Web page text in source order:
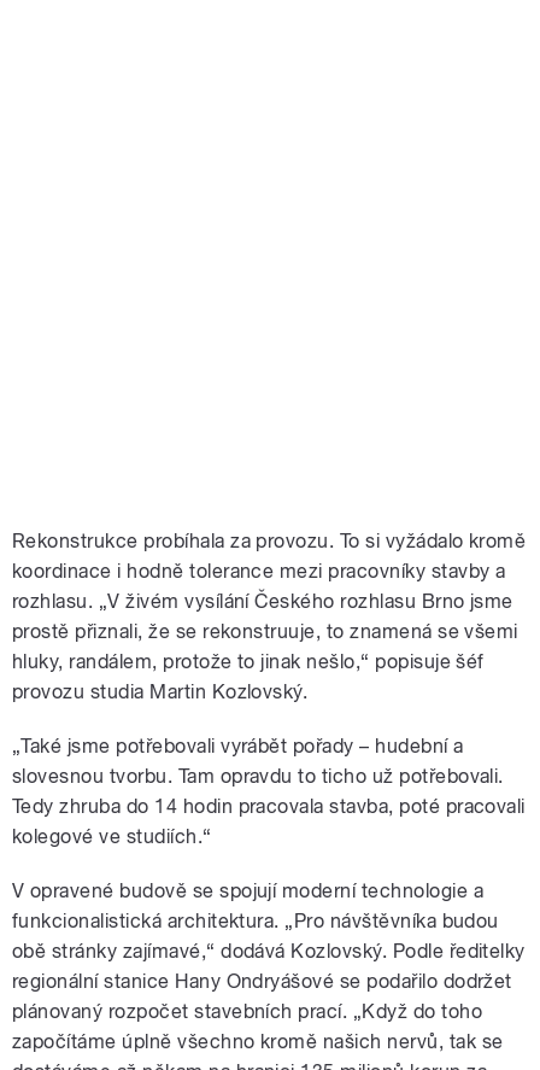
Rekonstrukce probíhala za provozu. To si vyžádalo kromě
koordinace i hodně tolerance mezi pracovníky stavby a
rozhlasu. „V živém vysílání Českého rozhlasu Brno jsme
prostě přiznali, že se rekonstruuje, to znamená se všemi
hluky, randálem, protože to jinak nešlo,“ popisuje šéf
provozu studia Martin Kozlovský.
„Také jsme potřebovali vyrábět pořady – hudební a
slovesnou tvorbu. Tam opravdu to ticho už potřebovali.
Tedy zhruba do 14 hodin pracovala stavba, poté pracovali
kolegové ve studiích.“
V opravené budově se spojují moderní technologie a
funkcionalistická architektura. „Pro návštěvníka budou
obě stránky zajímavé,“ dodává Kozlovský. Podle ředitelky
regionální stanice Hany Ondryášové se podařilo dodržet
plánovaný rozpočet stavebních prací. „Když do toho
započítáme úplně všechno kromě našich nervů, tak se